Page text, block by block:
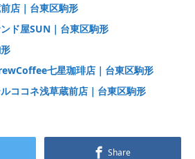
店｜台東区駒形
ド屋SUN｜台東区駒形
七星珈琲店｜台東区駒形
ココネ浅草蔵前店｜台東区駒形
Share